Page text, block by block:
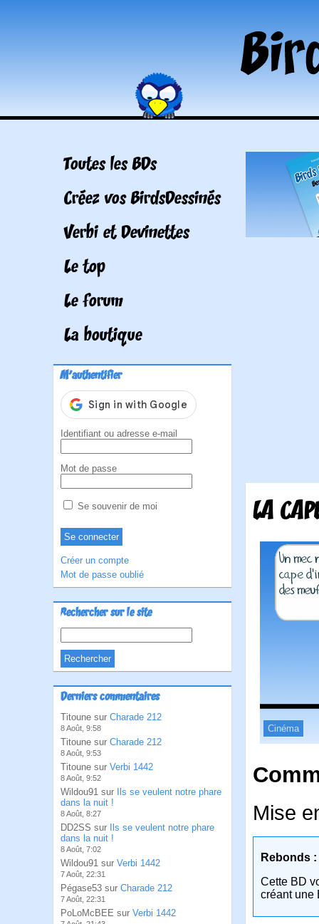
Toutes les BDs
Créez vos BirdsDessinés
Verbi et Devinettes
Le top
Le forum
La boutique
M'authentifier
Identifiant ou adresse e-mail
Mot de passe
Se souvenir de moi
Créer un compte
Mot de passe oublié
Rechercher sur le site
Derniers commentaires
Titoune sur Charade 212
8 Août, 9:58
Titoune sur Charade 212
8 Août, 9:53
Titoune sur Verbi 1442
8 Août, 9:52
Wildou91 sur
Ils se veulent notre phare
dans la nuit !
8 Août, 8:27
DD2SS sur
Ils se veulent notre phare
dans la nuit !
8 Août, 7:02
Wildou91 sur Verbi 1442
7 Août, 22:31
Pégase53 sur Charade 212
7 Août, 22:31
PoLoMcBEE sur Verbi 1442
LA
Cinéma
Mise
Rebonds :
Cette BD
créant une